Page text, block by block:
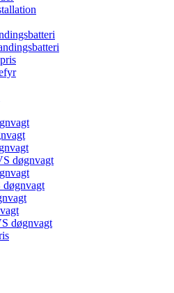
døgnvagt
døgnvagt